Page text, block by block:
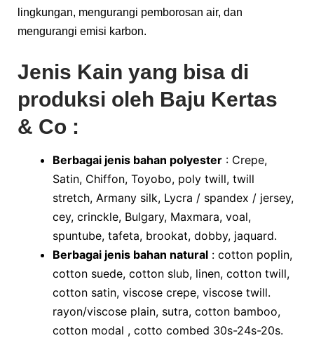
lingkungan, mengurangi pemborosan air, dan
mengurangi emisi karbon.
Jenis Kain yang bisa di
produksi oleh Baju Kertas
& Co :
Berbagai jenis bahan polyester : Crepe,
Satin, Chiffon, Toyobo, poly twill, twill
stretch, Armany silk, Lycra / spandex / jersey,
cey, crinckle, Bulgary, Maxmara, voal,
spuntube, tafeta, brookat, dobby, jaquard.
Berbagai jenis bahan natural : cotton poplin,
cotton suede, cotton slub, linen, cotton twill,
cotton satin, viscose crepe, viscose twill.
rayon/viscose plain, sutra, cotton bamboo,
cotton modal , cotto combed 30s-24s-20s.